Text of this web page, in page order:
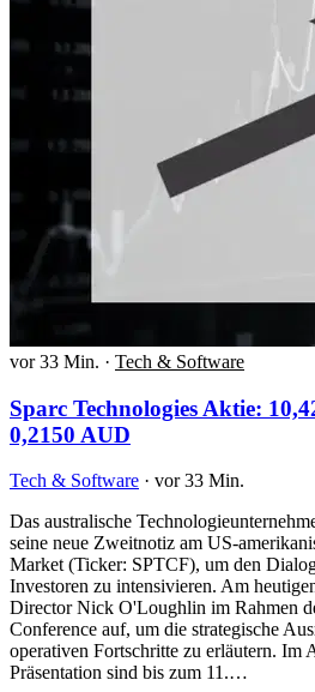
vor 33 Min. · Tech & Software
Sparc Technologies Aktie:
0,2150 AUD
Tech & Software · vor 33 Min.
Das australische
seine neue Zweitnotiz am US-
Market (Ticker: SPTCF), um den
Investoren zu intensivieren. Am
Director Nick O'Loughlin im Rahmen
Conference auf, um die strategische
operativen Fortschritte zu erläutern. Im
Präsentation sind bis zum 11.…